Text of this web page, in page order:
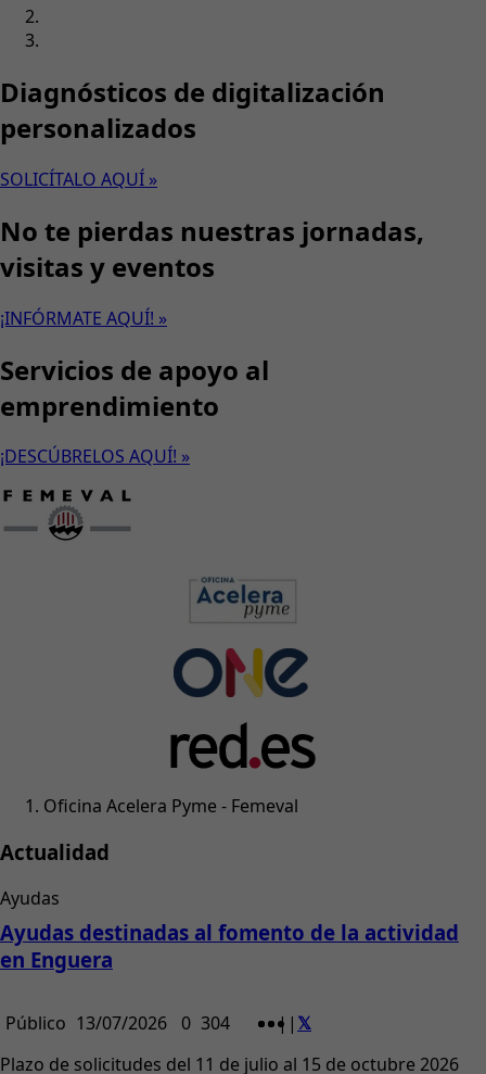
Diagnósticos de digitalización
personalizados
SOLICÍTALO AQUÍ »
No te pierdas nuestras jornadas,
visitas y eventos
¡INFÓRMATE AQUÍ! »
Servicios de apoyo al
emprendimiento
¡DESCÚBRELOS AQUÍ! »
Oficina Acelera Pyme - Femeval
Actualidad
Ayudas
Ayudas destinadas al fomento de la actividad
en Enguera
Público 13/07/2026 0 304 | |
Plazo de solicitudes del 11 de julio al 15 de octubre 2026